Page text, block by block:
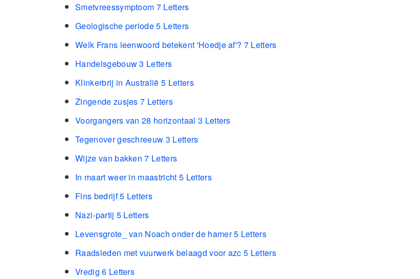
Smetvreessymptoom 7 Letters
Geologische periode 5 Letters
Welk Frans leenwoord betekent 'Hoedje af'? 7 Letters
Handelsgebouw 3 Letters
Klinkerbrij in Australië 5 Letters
Zingende zusjes 7 Letters
Voorgangers van 28 horizontaal 3 Letters
Tegenover geschreeuw 3 Letters
Wijze van bakken 7 Letters
In maart weer in maastricht 5 Letters
Fins bedrijf 5 Letters
Nazi-partij 5 Letters
Levensgrote_ van Noach onder de hamer 5 Letters
Raadsleden met vuurwerk belaagd voor azc 5 Letters
Vredig 6 Letters